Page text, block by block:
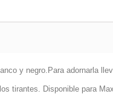
y negro.Para adornarla
tirantes. Disponible para